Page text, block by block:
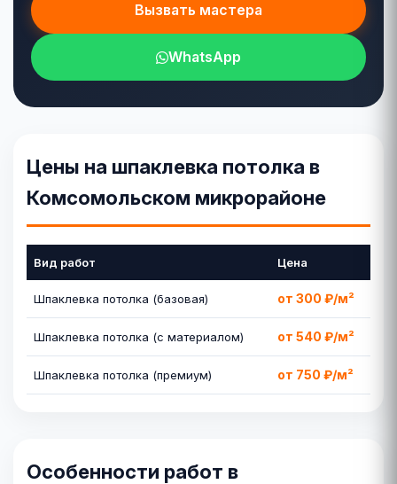
Вызвать мастера
WhatsApp
Цены на шпаклевка потолка в
Комсомольском микрорайоне
Вид работ Цена
Шпаклевка потолка (базовая) от 300 ₽/м²
Шпаклевка потолка (с материалом) от 540 ₽/м²
Шпаклевка потолка (премиум) от 750 ₽/м²
Особенности работ в